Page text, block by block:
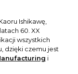
Ishikawę,
60. XX
wszystkich
dzięki czemu jest
i